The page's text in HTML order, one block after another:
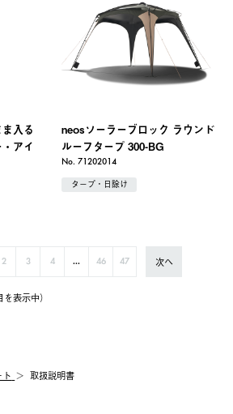
入る
アイ
neosソーラーブロック ラウンド
ルーフタープ 300-BG
No. 71202014
タープ・日除け
表⽰中）
2 3 4 ... 46 47 次へ
取扱説明書